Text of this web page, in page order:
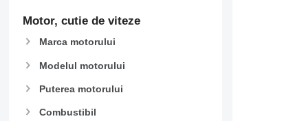
Motor, cutie de viteze
Marca motorului
Modelul motorului
Puterea motorului
Combustibil